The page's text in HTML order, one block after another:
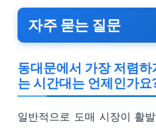
자주 묻는 질문
동대문에서 가장 저렴하
는 시간대는 언제인가요
일반적으로 도매 시장이 활